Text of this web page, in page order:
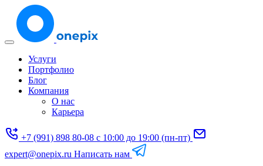
Услуги
Портфолио
Блог
Компания
О нас
Карьера
+7 (991) 898 80-08 с 10:00 до 19:00 (пн-пт)
expert@onepix.ru Написать нам